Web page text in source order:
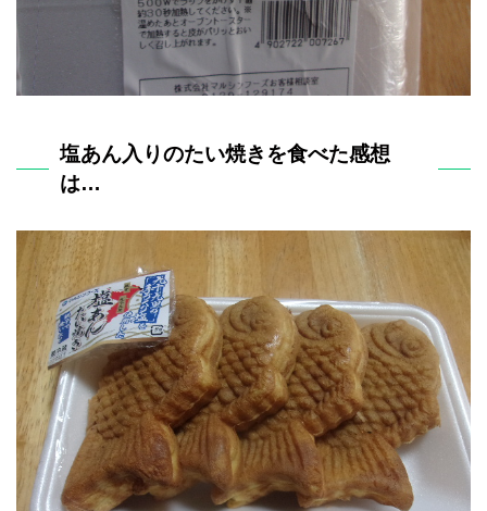
塩あん入りのたい焼きを食べた感想
は…